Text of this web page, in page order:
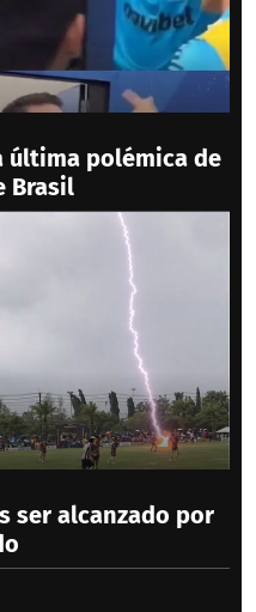
última polémica de
Brasil
ser alcanzado por